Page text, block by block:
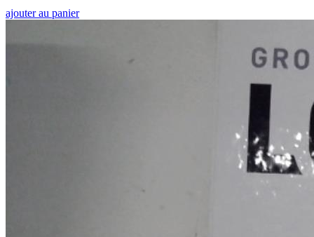
ajouter au panier